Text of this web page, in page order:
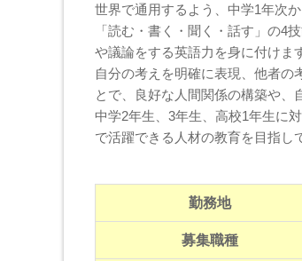
世界で通用するよう、中学1年次
「読む・書く・聞く・話す」の4
や議論をする英語力を身に付けま
自分の考えを明確に表現、他者の
とで、良好な人間関係の構築や、
中学2年生、3年生、高校1年生に
で活躍できる人材の教育を目指し
勤務地
募集職種